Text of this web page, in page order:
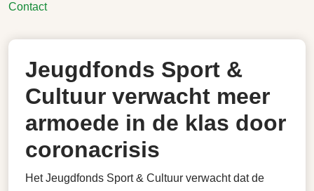
Contact
Jeugdfonds Sport &
Cultuur verwacht meer
armoede in de klas door
coronacrisis
Het Jeugdfonds Sport & Cultuur verwacht dat de